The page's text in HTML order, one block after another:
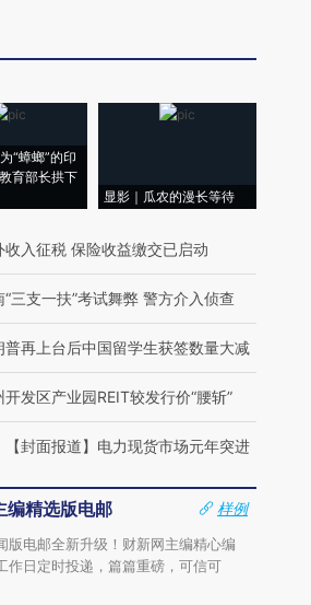
“蟑螂”的印
育部长拱下
显影｜瓜农的漫长等待
收入征税 保险收益缴交已启动
“三支一扶”考试舞弊 警方介入侦查
普再上台后中国留学生获签数量大减
开发区产业园REIT较发行价“腰斩”
【封面报道】电力现货市场元年突进
编精选版电邮
样例
版电邮全新升级！财新网主编精心编
作日定时投递，篇篇重磅，可信可